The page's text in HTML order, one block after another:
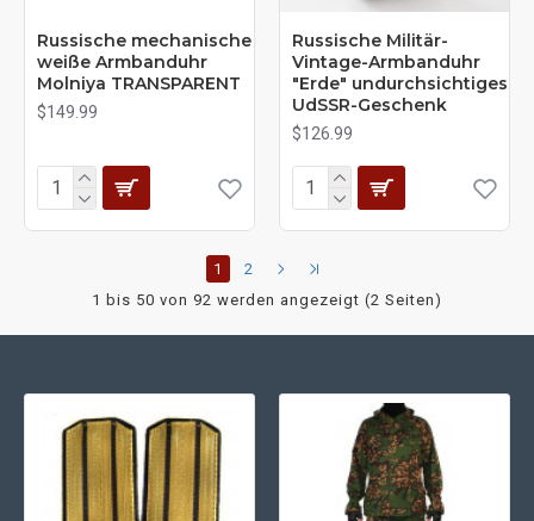
Russische mechanische
weiße Armbanduhr
Molniya TRANSPARENT
$149.99
Russische Militär-
Vintage-Armbanduhr
"Erde" undurchsichtiges
UdSSR-Geschenk
$126.99
1
2
1 bis 50 von 92 werden angezeigt (2 Seiten)